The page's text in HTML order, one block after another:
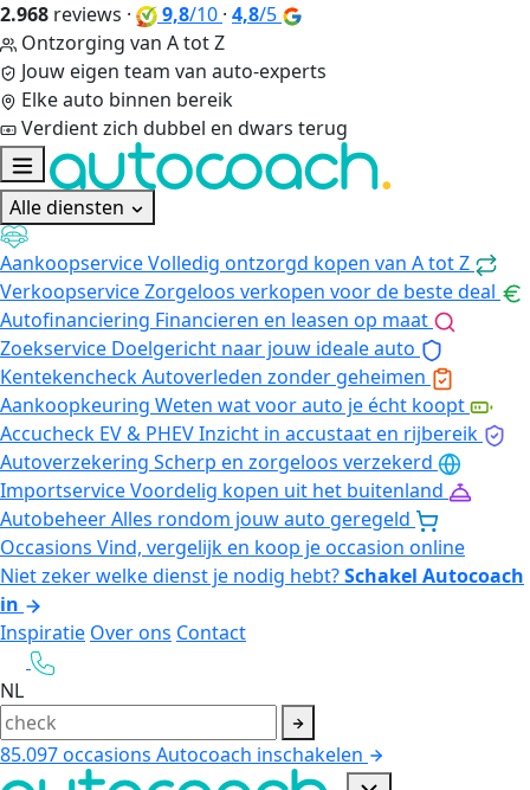
2.968 reviews · 9,8/10 · 4,8/5
Ontzorging van A tot Z
Jouw eigen team van auto-experts
Elke auto binnen bereik
Verdient zich dubbel en dwars terug
Alle diensten
AankoopserviceVolledig ontzorgd kopen van A tot Z
VerkoopserviceZorgeloos verkopen voor de beste deal
Autofinanciering Financieren en leasen op maat
Zoekservice Doelgericht naar jouw ideale auto
KentekencheckAutoverleden zonder geheimen
Aankoopkeuring Weten wat voor auto je écht koopt
Accucheck EV & PHEVInzicht in accustaat en rijbereik
Autoverzekering Scherp en zorgeloos verzekerd
ImportserviceVoordelig kopen uit het buitenland
AutobeheerAlles rondom jouw auto geregeld
Occasions Vind, vergelijk en koop je occasion online
Niet zeker welke dienst je nodig hebt?Schakel Autocoach
in
Inspiratie Over ons Contact
NL
85.097occasions Autocoach inschakelen